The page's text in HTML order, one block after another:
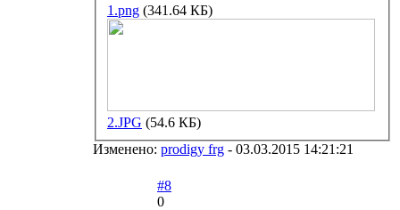
1.png (341.64 КБ)
2.JPG (54.6 КБ)
Изменено: prodigy frg - 03.03.2015 14:21:21
#8
0